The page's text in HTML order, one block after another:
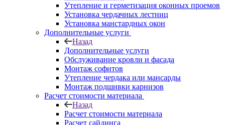
Утепление и герметизация оконных проемов
Установка чердачных лестниц
Установка манстардных окон
Дополнительные услуги
Назад
Дополнительные услуги
Обслуживание кровли и фасада
Монтаж софитов
Утепление чердака или мансарды
Монтаж подшивки карнизов
Расчет стоимости материала
Назад
Расчет стоимости материала
Расчет сайдинга